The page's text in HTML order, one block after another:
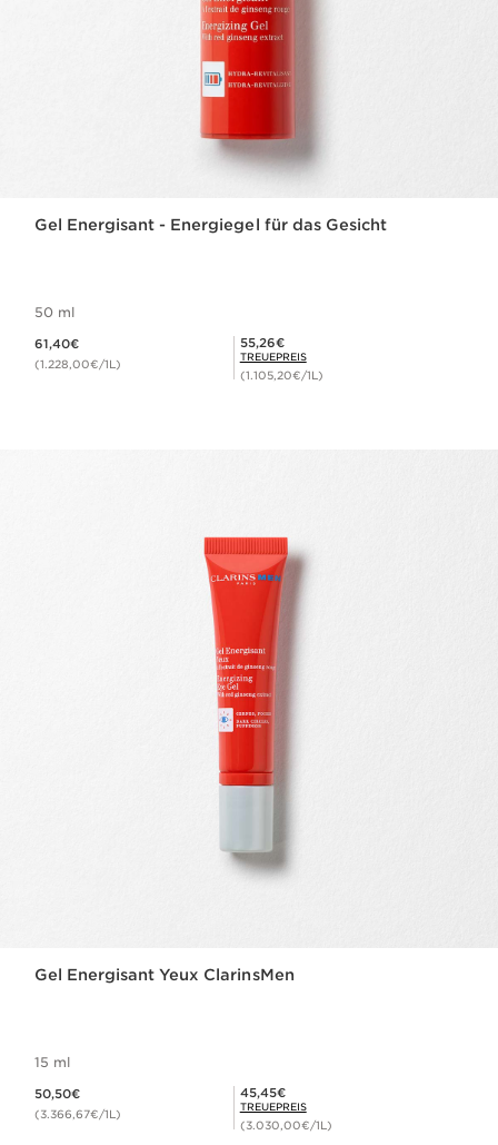
Gel Energisant - Energiegel für das Gesicht
50 ml
61,40€
(1.228,00€/1L)
Mitgliederpreis 55,26€
55,26€
TREUEPREIS
(1.105,20€/1L)
Gel Energisant Yeux ClarinsMen
15 ml
50,50€
(3.366,67€/1L)
Mitgliederpreis 45,45€
45,45€
TREUEPREIS
(3.030,00€/1L)